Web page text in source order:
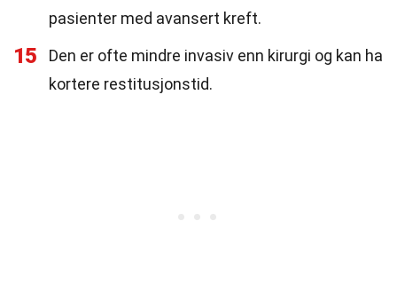
pasienter med avansert kreft.
15
Den er ofte mindre invasiv enn kirurgi og kan ha
kortere restitusjonstid.